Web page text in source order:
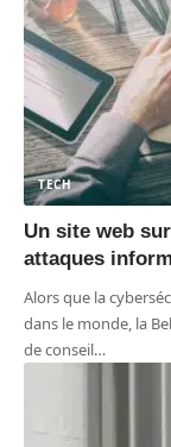
TECH
Un site web
attaques
Alors que la
dans le monde, la
de conseil…